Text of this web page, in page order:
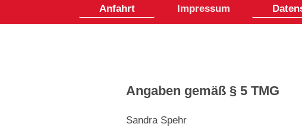
Anfahrt Impressum
Angaben gemäß § 5 TMG
Sandra Spehr